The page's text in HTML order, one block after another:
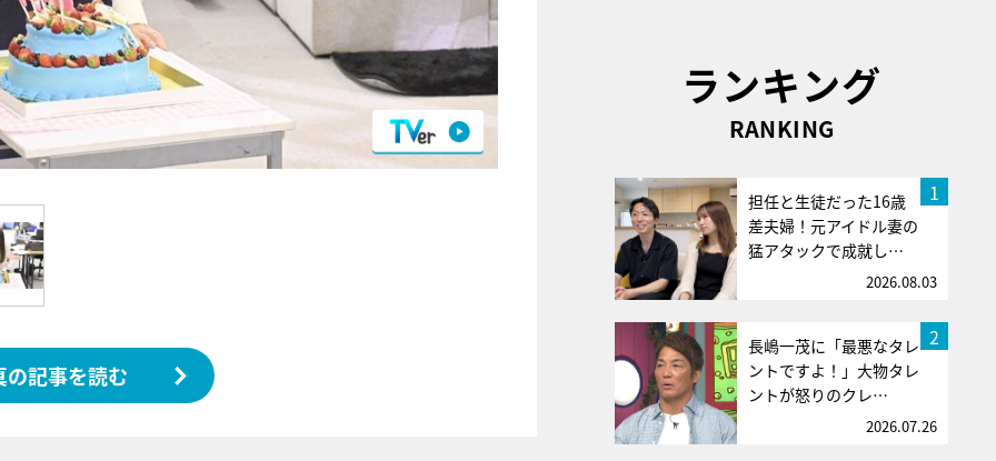
の記事を読む
ランキング
RANKING
1
担任と生徒だった16歳
差夫婦！元アイドル妻の
猛アタックで成就し…
2026.08.03
2
長嶋一茂に「最悪なタレ
ントですよ！」大物タレ
ントが怒りのクレ…
2026.07.26